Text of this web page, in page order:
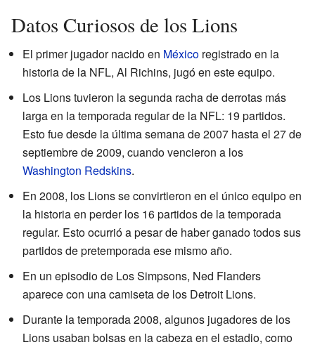
Datos Curiosos de los Lions
El primer jugador nacido en México registrado en la
historia de la NFL, Al Richins, jugó en este equipo.
Los Lions tuvieron la segunda racha de derrotas más
larga en la temporada regular de la NFL: 19 partidos.
Esto fue desde la última semana de 2007 hasta el 27 de
septiembre de 2009, cuando vencieron a los
Washington Redskins.
En 2008, los Lions se convirtieron en el único equipo en
la historia en perder los 16 partidos de la temporada
regular. Esto ocurrió a pesar de haber ganado todos sus
partidos de pretemporada ese mismo año.
En un episodio de Los Simpsons, Ned Flanders
aparece con una camiseta de los Detroit Lions.
Durante la temporada 2008, algunos jugadores de los
Lions usaban bolsas en la cabeza en el estadio, como